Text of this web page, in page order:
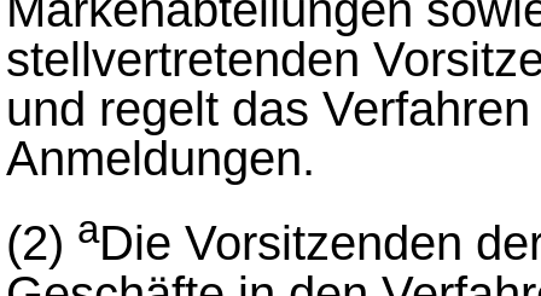
stellvertretenden
und regelt das
Anmeldungen.
(2) aDie Vorsitzenden